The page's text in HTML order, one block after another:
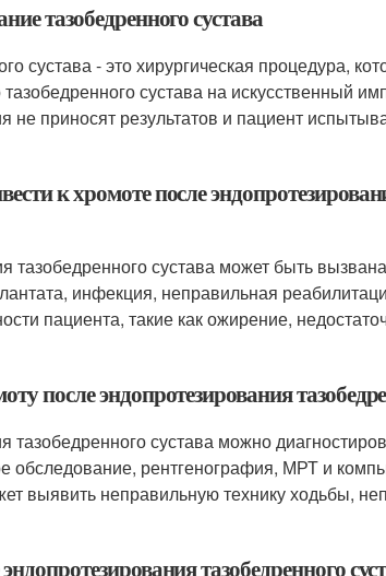
тазобедренного сустава
сустава - это хирургическая процедура,
сустава на искусственный
не приносят результатов и пациент
к хромоте после
тазобедренного сустава может быть
инфекция, неправильная
пациента, такие как ожирение,
после эндопротезирования
тазобедренного сустава можно
обследование, рентгенография, МРТ и
выявить неправильную технику ходьбы,
тазобедренного